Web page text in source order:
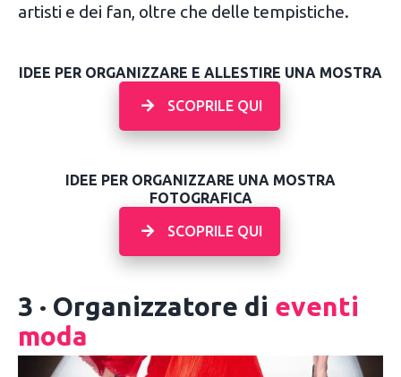
artisti e dei fan, oltre che delle tempistiche.
IDEE PER ORGANIZZARE E ALLESTIRE UNA MOSTRA
SCOPRILE QUI
IDEE PER ORGANIZZARE UNA MOSTRA
FOTOGRAFICA
SCOPRILE QUI
3 · Organizzatore di eventi
moda